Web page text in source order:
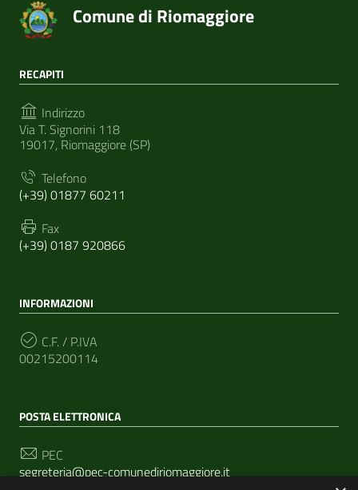
Comune di Riomaggiore
RECAPITI
Indirizzo
Via T. Signorini 118
19017, Riomaggiore (SP)
Telefono
(+39) 01877 60211
Fax
(+39) 0187 920866
INFORMAZIONI
C.F. / P.IVA
00215200114
POSTA ELETTRONICA
PEC
segreteria@pec-comunediriomaggiore.it